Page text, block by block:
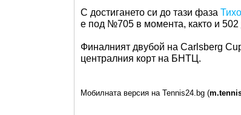
С достигането си до тази фаза
е под №705 в момента, както и
Финалният двубой на Carlsberg
централния корт на БНТЦ.
Мобилната версия на Tennis24.bg (